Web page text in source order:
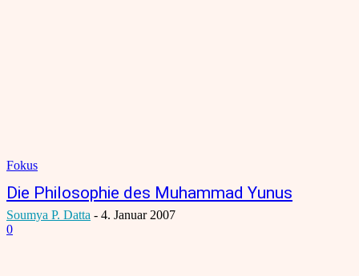
Fokus
Die Philosophie des Muhammad Yunus
Soumya P. Datta - 4. Januar 2007
0